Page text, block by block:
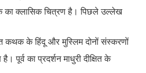
का क्लासिक चित्रण है। पिछले उल्लेख
कथक के हिंदू और मुस्लिम दोनों संस्करणों
पूर्व का प्रदर्शन माधुरी दीक्षित के